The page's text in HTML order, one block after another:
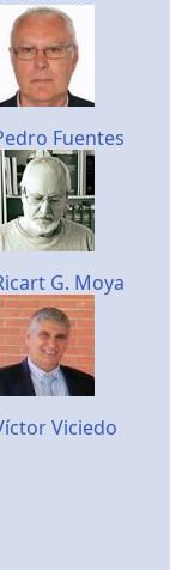
Fuentes
G. Moya
Viciedo